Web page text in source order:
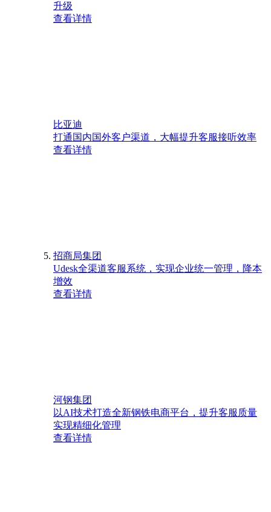
升级
查看详情
比亚迪
打通国内国外客户渠道，大幅提升客服接听效率
查看详情
招商局集团
Udesk全渠道客服系统，实现企业统一管理，降本
增效
查看详情
河钢集团
以AI技术打造全新钢铁电商平台，提升客服质量
实现精细化管理
查看详情